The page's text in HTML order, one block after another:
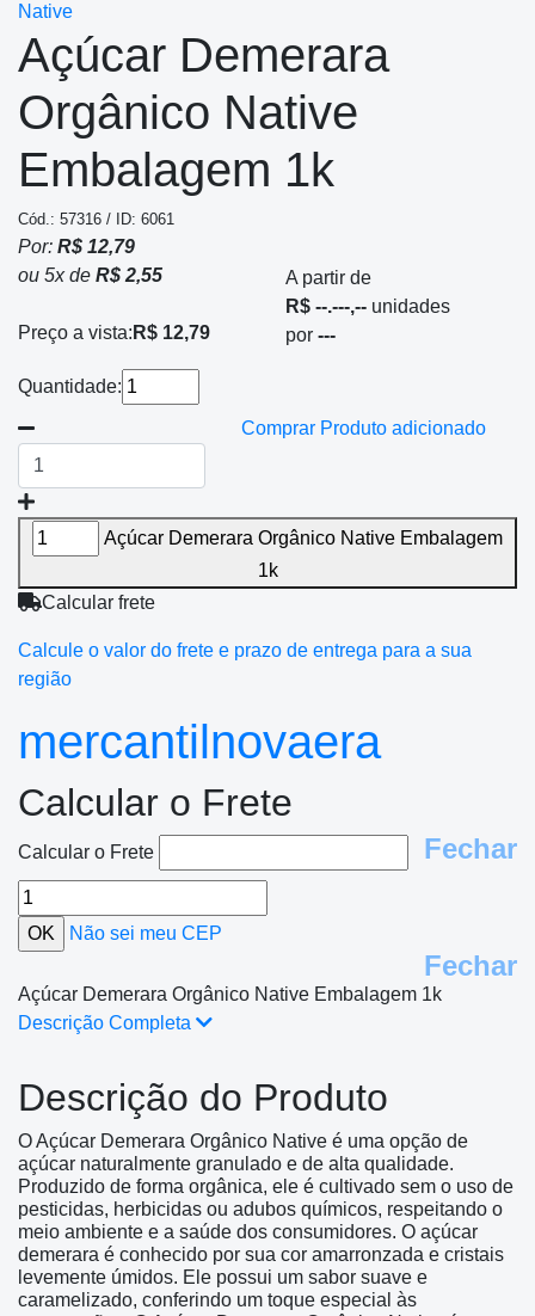
Native
Açúcar Demerara
Orgânico Native
Embalagem 1k
Cód.: 57316 / ID: 6061
Por: R$ 12,79
ou 5xde R$ 2,55
Preço a vista: R$ 12,79
A partir de
R$ --.---,-- unidades
por ---
Quantidade:
Comprar Produto adicionado
Açúcar Demerara Orgânico Native Embalagem
1k
Calcular frete
Calcule o valor do frete e prazo de entrega para a sua
região
mercantilnovaera
Calcular o Frete
Fechar
Calcular o Frete
Não sei meu CEP
Fechar
Açúcar Demerara Orgânico Native Embalagem 1k
Descrição Completa
Descrição do Produto
O Açúcar Demerara Orgânico Native é uma opção de
açúcar naturalmente granulado e de alta qualidade.
Produzido de forma orgânica, ele é cultivado sem o uso de
pesticidas, herbicidas ou adubos químicos, respeitando o
meio ambiente e a saúde dos consumidores. O açúcar
demerara é conhecido por sua cor amarronzada e cristais
levemente úmidos. Ele possui um sabor suave e
caramelizado, conferindo um toque especial às